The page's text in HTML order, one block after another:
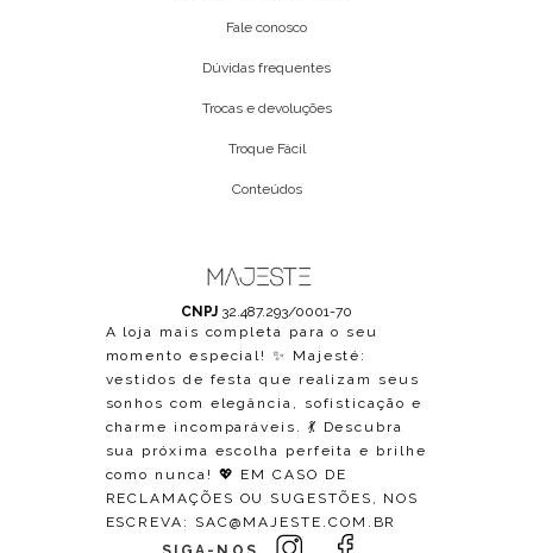
Fale conosco
Dúvidas frequentes
Trocas e devoluções
Troque Fácil
Conteúdos
CNPJ 32.487.293/0001-70
A loja mais completa para o seu
momento especial! ✨ Majesté:
vestidos de festa que realizam seus
sonhos com elegância, sofisticação e
charme incomparáveis. 💃 Descubra
sua próxima escolha perfeita e brilhe
como nunca! 💖 EM CASO DE
RECLAMAÇÕES OU SUGESTÕES, NOS
ESCREVA: SAC@MAJESTE.COM.BR